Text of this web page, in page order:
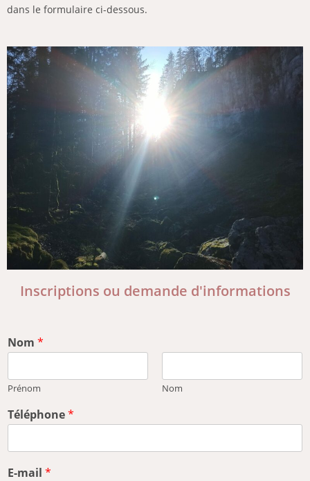
dans le formulaire ci-dessous.
Inscriptions ou demande d'informations
Nom *
Prénom Nom
Téléphone*
E-mail *